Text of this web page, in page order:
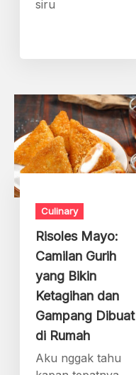
siru
Culinary
Risoles Mayo:
Camilan Gurih
yang Bikin
Ketagihan dan
Gampang Dibuat
di Rumah
Aku nggak tahu